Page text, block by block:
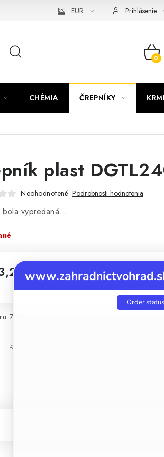
EUR Prihlásenie
CHÉMIA ČREPNÍKY
plast
Neohodnotené Podrobnosti hodnotenia
bola vypredaná…
cena:
7449
Order status